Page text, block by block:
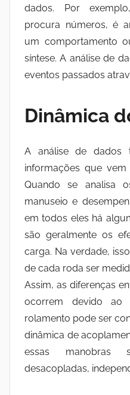
dados. Por
procura números, é
um comportamento
síntese. A análise de
eventos passados
Dinâmica
A análise de dados
informações que
Quando se analisa
manuseio e
em todos eles há
são geralmente os
carga. Na verdade,
de cada roda ser
Assim, as diferenças
ocorrem devido ao
rolamento pode ser
dinâmica de
essas manobras
desacopladas,